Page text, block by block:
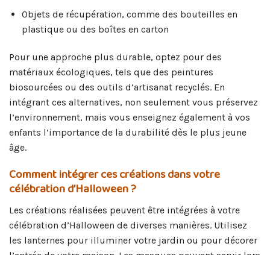
Objets de récupération, comme des bouteilles en
plastique ou des boîtes en carton
Pour une approche plus durable, optez pour des
matériaux écologiques, tels que des peintures
biosourcées ou des outils d’artisanat recyclés. En
intégrant ces alternatives, non seulement vous préservez
l’environnement, mais vous enseignez également à vos
enfants l’importance de la durabilité dès le plus jeune
âge.
Comment intégrer ces créations dans votre
célébration d’Halloween ?
Les créations réalisées peuvent être intégrées à votre
célébration d’Halloween de diverses manières. Utilisez
les lanternes pour illuminer votre jardin ou pour décorer